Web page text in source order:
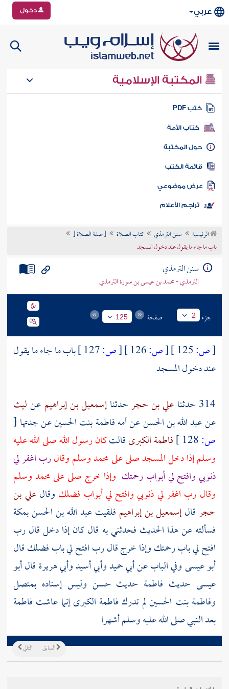
عربي دخول
المكتبة الإسلامية
كتب PDF
كتاب الأمة
المكتبة
الكتب
موضوعي
تراجم الأعلام
الرئيسية سنن الترمذي كتاب الصلاة
[ صفة الصلاة [
باب ما جاء ما يقول عند دخول المسجد
سنن الترمذي
الترمذي - محمد بن عيسى بن سورة الترمذي
جزء 2 صفحة 125
[ص: [ص: [ص:
باب ما جاء ما يقول
عند دخول المسجد
314 حدثنا
علي بن حجرحدثناإسمعيل بن إبراهيم عنليث
عنعبد الله بن الحسنعن أمهفاطمة بنت الحسينعن جدتها [
ص:
فاطمة الكبرىقالتكان رسول الله صلى الله عليه
وسلم إذا دخل المسجد صلى على محمد وسلم وقالرب اغفر لي
ذنوبي وافتح لي أبواب رحمتك وإذا خرج صلى على محمد وسلم
وقال رب اغفر لي ذنوبي وافتح لي أبواب فضلك وقالعلي بن
حجرقالإسمعيل بن إبراهيم فلقيتعبد الله بن الحسنبمكة
فسألته عن هذا الحديث فحدثني به قال كان إذا دخل قال رب
افتح لي باب رحمتك وإذا خرج قال رب افتح لي باب فضلك قال
أبو عيسى وفي الباب عن أبي حميد وأبي أسيد وأبي هريرة قال أبو
عيسى حديث فاطمة حديث حسن وليس إسناده بمتصل
وفاطمة بنت الحسينلم تدرك فاطمة الكبرىإنما عاشت فاطمة
بعد النبي صلى الله عليه وسلم أشهرا
التالي السابق